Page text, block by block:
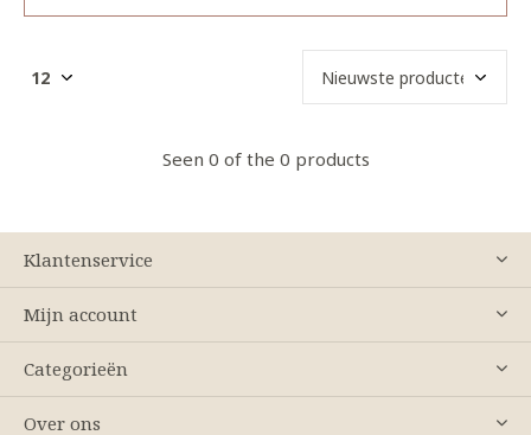
Seen 0 of the 0 products
Klantenservice
Mijn account
Categorieën
Over ons